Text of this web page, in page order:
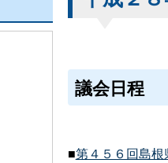
議会日程
■第４５６回島